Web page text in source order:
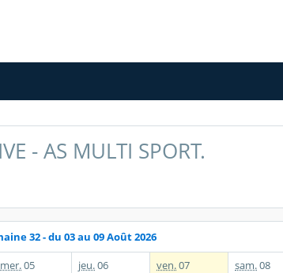
- AS MULTI SPORT.
32 - du 03 au 09 Août 2026
mer.05 jeu.06 ven.07 sam.08